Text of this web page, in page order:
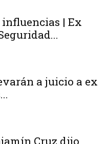
| Ex
a juicio a ex
Cruz dijo